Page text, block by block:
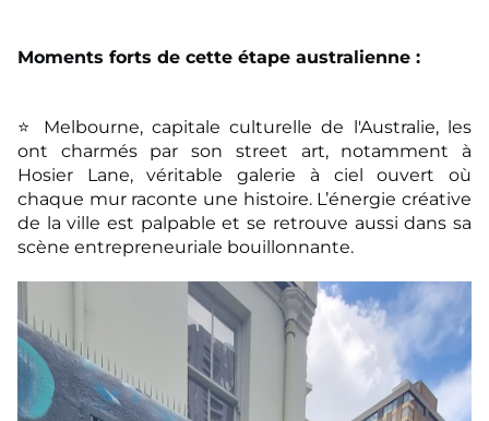
Moments forts de cette étape australienne :
⭐ Melbourne, capitale culturelle de l'Australie, les
ont charmés par son street art, notamment à
Hosier Lane, véritable galerie à ciel ouvert où
chaque mur raconte une histoire. L’énergie créative
de la ville est palpable et se retrouve aussi dans sa
scène entrepreneuriale bouillonnante.